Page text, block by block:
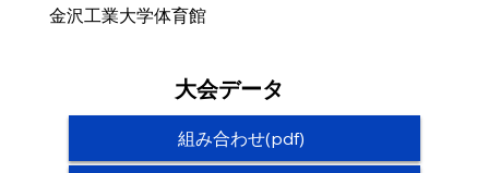
​金沢工業大学体育館
大会データ
組み合わせ(pdf)